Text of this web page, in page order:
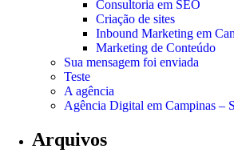
Consultoria em SEO
Criação de sites
Inbound Marketing em
Marketing de Conteúdo
Sua mensagem foi enviada
Teste
A agência
Agência Digital em Campinas –
Arquivos